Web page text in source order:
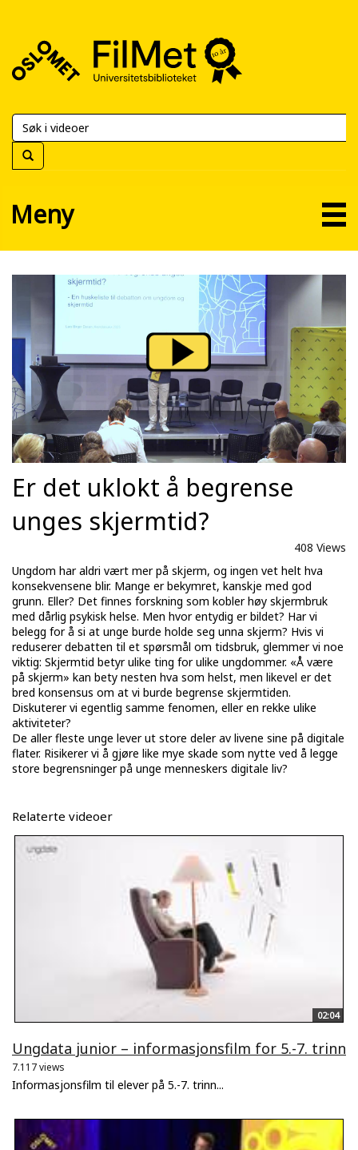
FilMet
Universitetsbiblioteket
Meny
Er det uklokt å begrense
unges skjermtid?
408 Views
Ungdom har aldri vært mer på skjerm, og ingen vet helt hva
konsekvensene blir. Mange er bekymret, kanskje med god
grunn. Eller? Det finnes forskning som kobler høy skjermbruk
med dårlig psykisk helse. Men hvor entydig er bildet? Har vi
belegg for å si at unge burde holde seg unna skjerm? Hvis vi
reduserer debatten til et spørsmål om tidsbruk, glemmer vi noe
viktig: Skjermtid betyr ulike ting for ulike ungdommer. «Å være
på skjerm» kan bety nesten hva som helst, men likevel er det
bred konsensus om at vi burde begrense skjermtiden.
Diskuterer vi egentlig samme fenomen, eller en rekke ulike
aktiviteter?
De aller fleste unge lever ut store deler av livene sine på digitale
flater. Risikerer vi å gjøre like mye skade som nytte ved å legge
store begrensninger på unge menneskers digitale liv?
Relaterte videoer
02:04
Ungdata junior – informasjonsfilm for 5.-7. trinn
7.117 views
Informasjonsfilm til elever på 5.-7. trinn...